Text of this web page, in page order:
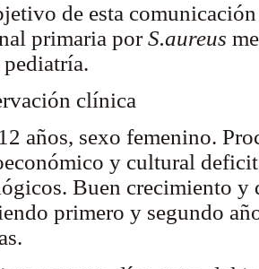
de esta
primaria porS.aureus
pediatría.
clínica
años, sexo femenino.
y cultural
Buen crecimiento y
primero y segundo